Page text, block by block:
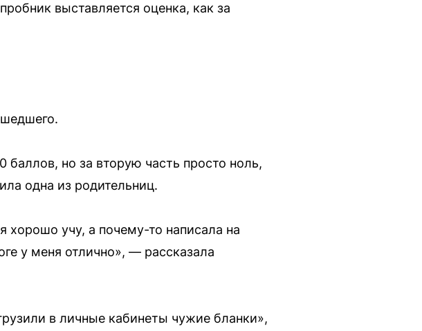
выставляется оценка, как за
баллов, но за вторую часть просто ноль,
одна из родительниц.
хорошо учу, а почему-то написала на
у меня отлично», — рассказала
в личные кабинеты чужие бланки»,